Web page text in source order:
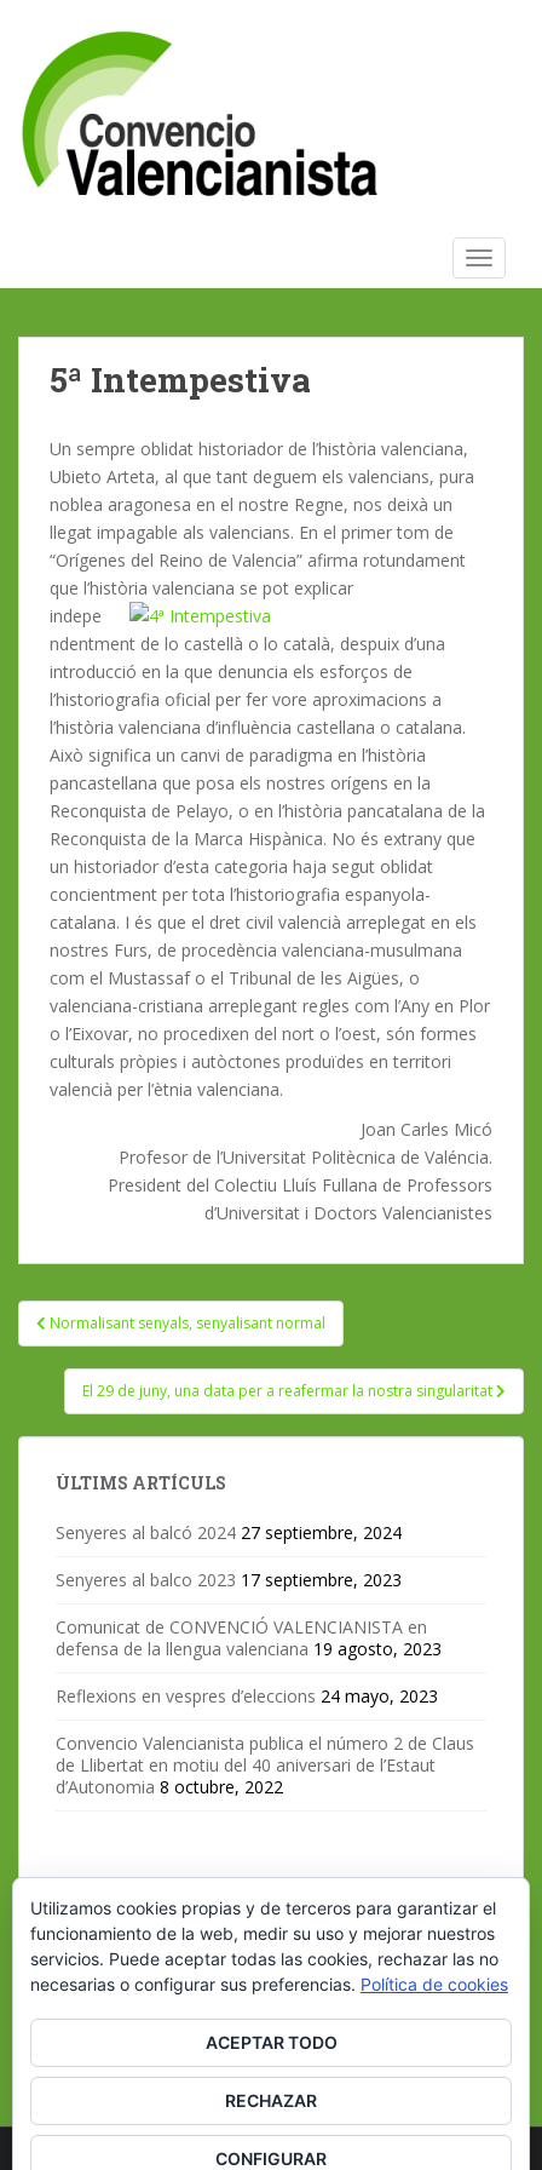
c
5ª Intempestiva
Un sempre oblidat historiador de l’història valenciana,
Ubieto Arteta, al que tant deguem els valencians, pura
noblea aragonesa en el nostre Regne, nos deixà un
llegat impagable als valencians. En el primer tom de
“Orígenes del Reino de Valencia” afirma rotundament
que l’història valenciana se pot explicar
indepe
ndentment de lo castellà o lo català, despuix d’una
introducció en la que denuncia els esforços de
l’historiografia oficial per fer vore aproximacions a
l’història valenciana d’influència castellana o catalana.
Això significa un canvi de paradigma en l’història
pancastellana que posa els nostres orígens en la
Reconquista de Pelayo, o en l’història pancatalana de la
Reconquista de la Marca Hispànica. No és extrany que
un historiador d’esta categoria haja segut oblidat
concientment per tota l’historiografia espanyola-
catalana. I és que el dret civil valencià arreplegat en els
nostres Furs, de procedència valenciana-musulmana
com el Mustassaf o el Tribunal de les Aigües, o
valenciana-cristiana arreplegant regles com l’Any en Plor
o l’Eixovar, no procedixen del nort o l’oest, són formes
culturals pròpies i autòctones produïdes en territori
valencià per l’ètnia valenciana.
Joan Carles Micó
Profesor de l’Universitat Politècnica de Valéncia.
President del Colectiu Lluís Fullana de Professors
d’Universitat i Doctors Valencianistes
Navegación
de
entradas
Normalisant senyals, senyalisant normal
El 29 de juny, una data per a reafermar la nostra singularitat
ÚLTIMS ARTÍCULS
Senyeres al balcó 2024 27 septiembre, 2024
Senyeres al balco 2023 17 septiembre, 2023
Comunicat de CONVENCIÓ VALENCIANISTA en
defensa de la llengua valenciana 19 agosto, 2023
Reflexions en vespres d’eleccions 24 mayo, 2023
Convencio Valencianista publica el número 2 de Claus
de Llibertat en motiu del 40 aniversari de l’Estaut
d’Autonomia 8 octubre, 2022
Convencio Valencianista
Convenció ValencianistaAll rights reserved. Theme por
Utilizamos cookies propias y de terceros para garantizar el
funcionamiento de la web, medir su uso y mejorar nuestros
servicios. Puede aceptar todas las cookies, rechazar las no
necesarias o configurar sus preferencias. Política de cookies
ACEPTAR TODO
RECHAZAR
CONFIGURAR